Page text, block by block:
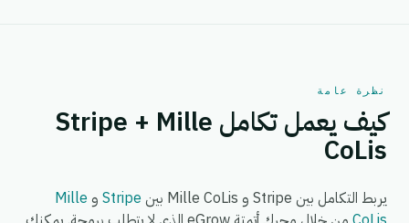
نظرة عامة
كيف يعمل تكامل Stripe + Mille
CoLis
يربط التكامل بين Stripe و Mille CoLis بين Stripe و Mille